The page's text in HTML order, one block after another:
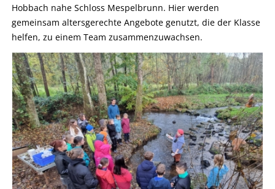
Hobbach nahe Schloss Mespelbrunn. Hier werden
gemeinsam altersgerechte Angebote genutzt, die der Klasse
helfen, zu einem Team zusammenzuwachsen.